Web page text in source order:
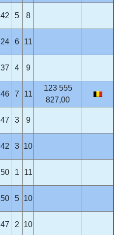
42 5 8
24 6 11
37 4 9
46 7 11
123 555
827,00
47 3 9
42 3 10
50 1 11
50 5 10
47 2 10